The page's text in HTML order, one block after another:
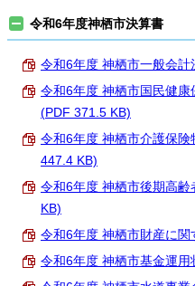
令和6年度神栖市決算書
令和6年度 神栖市一般会
令和6年度 神栖市国民健
(PDF 371.5 KB)
令和6年度 神栖市介護保
447.4 KB)
令和6年度 神栖市後期高
KB)
令和6年度 神栖市財産に
令和6年度 神栖市基金運